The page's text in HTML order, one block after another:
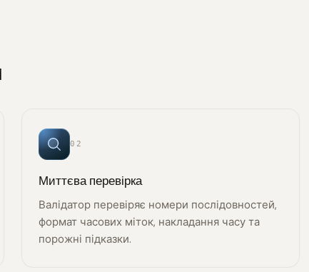
02
Миттєва перевірка
Валідатор перевіряє номери послідовностей,
формат часових міток, накладання часу та
порожні підказки.